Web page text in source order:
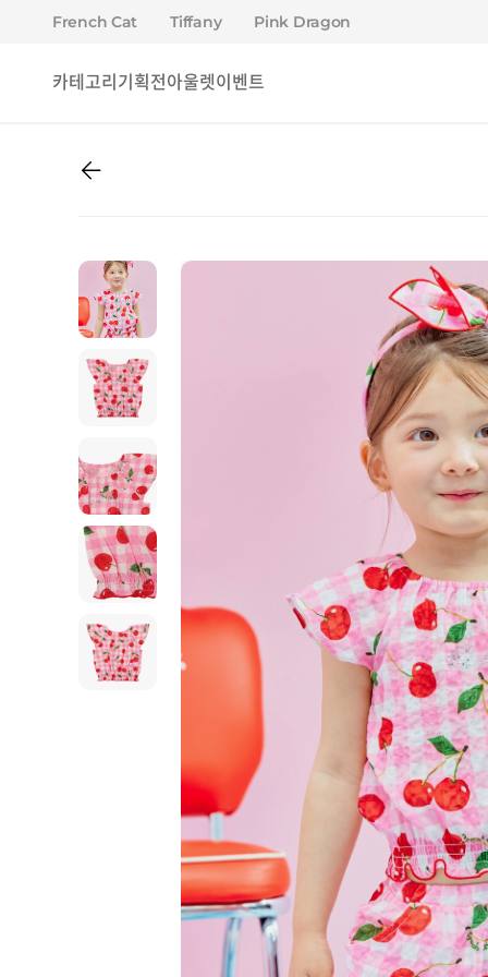
French Cat Tiffany Pink Dragon
카테고리 기획전아울렛이벤트